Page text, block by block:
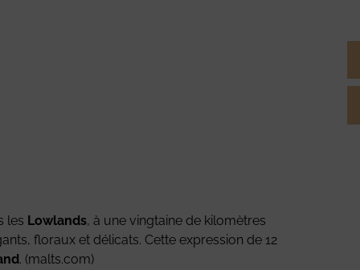
les Lowlands, à une vingtaine de kilomètres
floraux et délicats. Cette expression de 12
. (malts.com)